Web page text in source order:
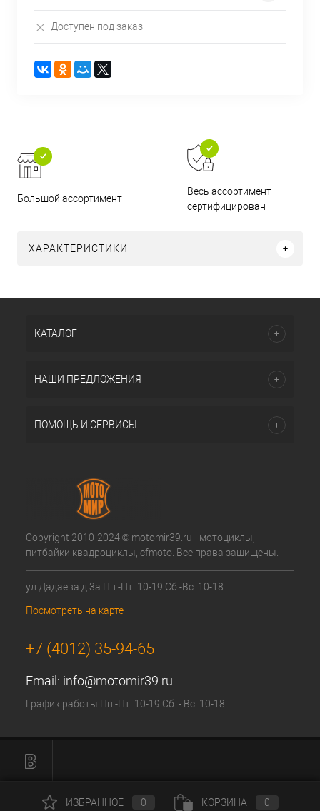
Доступен под заказ
Большой ассортимент
Весь ассортимент
сертифицирован
ХАРАКТЕРИСТИКИ
КАТАЛОГ
НАШИ ПРЕДЛОЖЕНИЯ
ПОМОЩЬ И СЕРВИСЫ
Copyright 2010-2024 © motomir39.ru - мотоциклы,
питбайки квадроциклы, cfmoto. Все права защищены.
ул.Дадаева д.3а Пн.-Пт. 10-19 Сб.-Вс. 10-18
Посмотреть на карте
+7 (4012) 35-94-65
Email: info@motomir39.ru
График работы Пн.-Пт. 10-19 Сб..- Вс. 10-18
ИЗБРАННОЕ 0 КОРЗИНА 0